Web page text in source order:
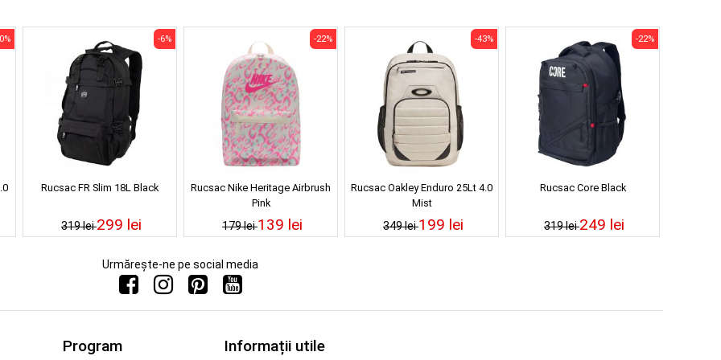
Rucsac FR Slim 18L Black
319 lei
-6%
299 lei
Rucsac Nike Heritage Airbrush
Pink
179 lei
-22%
139 lei
Rucsac Oakley Enduro 25Lt 4.0
Mist
349 lei
-43%
199 lei
Rucsac Core Black
319 lei
-22%
249 lei
Urmărește-ne pe social media
Program Informații utile